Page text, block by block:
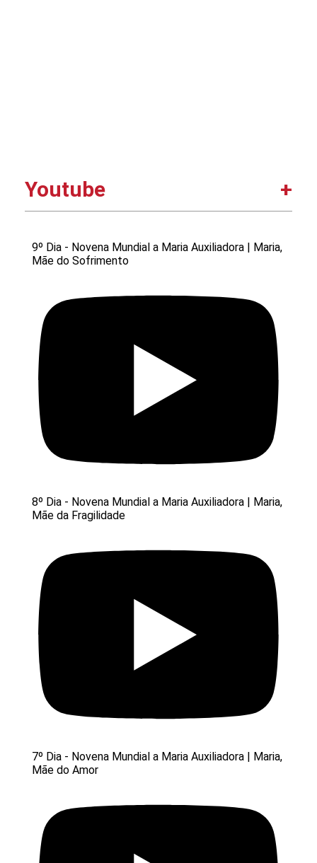
Youtube
9º Dia - Novena Mundial a Maria Auxiliadora | Maria,
Mãe do Sofrimento
8º Dia - Novena Mundial a Maria Auxiliadora | Maria,
Mãe da Fragilidade
7º Dia - Novena Mundial a Maria Auxiliadora | Maria,
Mãe do Amor